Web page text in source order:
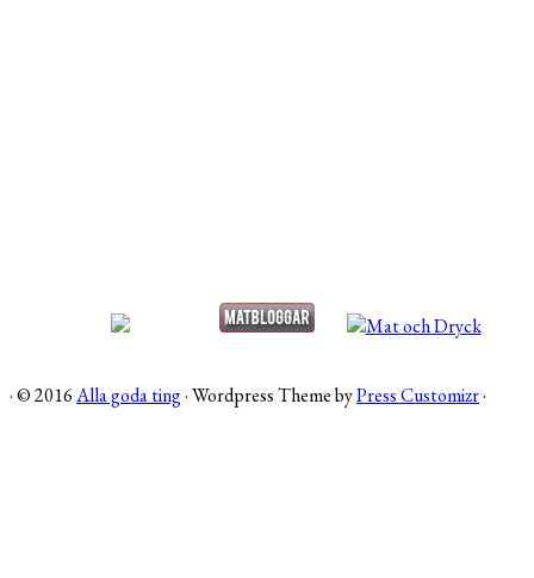
·© 2016Alla goda ting·Wordpress Theme byPress Customizr·